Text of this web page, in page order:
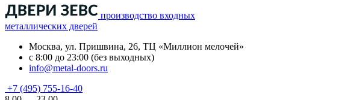
производство входных
металлических дверей
Москва, ул. Пришвина, 26, ТЦ «Миллион мелочей»
с 8:00 до 23:00 (без выходных)
info@metal-doors.ru
+7 (495) 755-16-40